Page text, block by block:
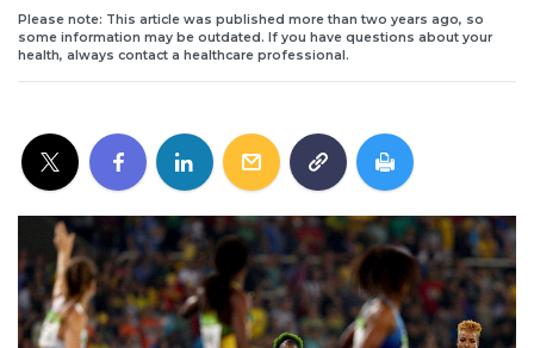
Please note: This article was published more than two years ago, so
some information may be outdated. If you have questions about your
health, always contact a healthcare professional.